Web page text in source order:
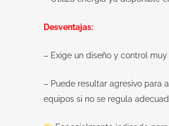
Desventajas:
– Exige un diseño y control muy
– Puede resultar agresivo para
equipos si no se regula